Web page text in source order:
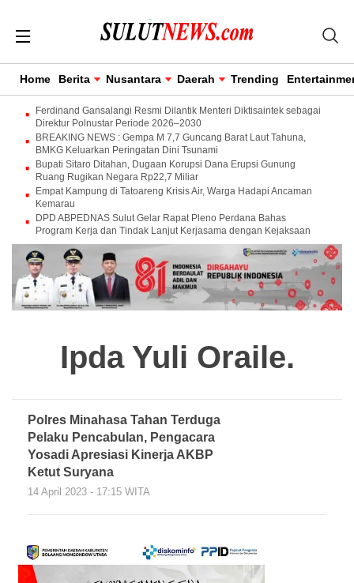
Home Berita Nusantara Daerah Trending
Ferdinand Gansalangi Resmi Dilantik Menteri Diktisaintek sebagai
Direktur Polnustar Periode 2026–2030
BREAKING NEWS : Gempa M 7,7 Guncang Barat Laut Tahuna,
BMKG Keluarkan Peringatan Dini Tsunami
Bupati Sitaro Ditahan, Dugaan Korupsi Dana Erupsi Gunung
Ruang Rugikan Negara Rp22,7 Miliar
Empat Kampung di Tatoareng Krisis Air, Warga Hadapi Ancaman
Kemarau
DPD ABPEDNAS Sulut Gelar Rapat Pleno Perdana Bahas
Program Kerja dan Tindak Lanjut Kerjasama dengan Kejaksaan
Ipda Yuli Oraile.
Polres Minahasa Tahan Terduga
Pelaku Pencabulan, Pengacara
Yosadi Apresiasi Kinerja AKBP
Ketut Suryana
14 April 2023 - 17:15 WITA